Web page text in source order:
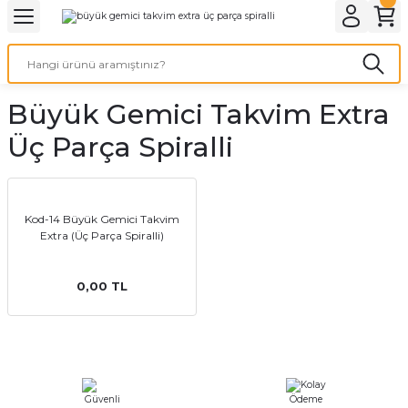
Geri Dön
Geri Dön
Geri Dön
Geri Dön
Ürünleri
Geri Dön
Geri Dön
Geri Dön
Büyük Gemici Takvim Extra
Üç Parça Spiralli
Kod-14 Büyük Gemici Takvim
Extra (Üç Parça Spiralli)
0,00 TL